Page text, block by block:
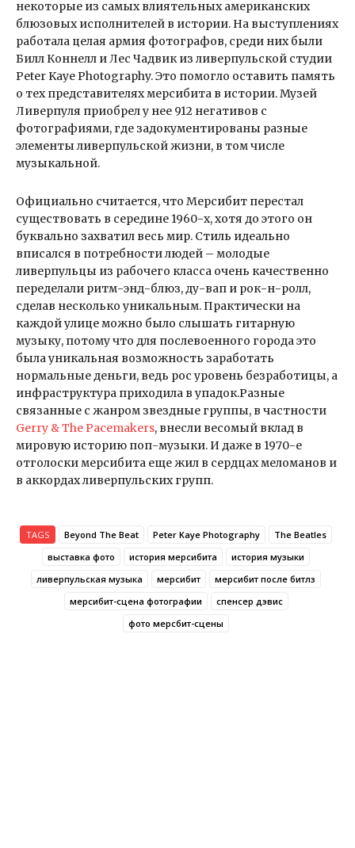
некоторые из самых влиятельных американских
блюзовых исполнителей в истории. На выступлениях
работала целая армия фотографов, среди них были
Билл Коннелл и Лес Чадвик из ливерпульской студии
Peter Kaye Photography. Это помогло оставить память
о тех представителях мерсибита в истории. Музей
Ливерпуля приобрел у нее 912 негативов с
фотографиями, где задокументированы разные
элементы ливерпульской жизни, в том числе
музыкальной.
Официально считается, что Мерсибит перестал
существовать в середине 1960-х, хотя до этого он
буквально захватил весь мир. Стиль идеально
вписался в потребности людей – молодые
ливерпульцы из рабочего класса очень качественно
переделали ритм-энд-блюз, ду-вап и рок-н-ролл,
сделав несколько уникальным. Практически на
каждой улице можно было слышать гитарную
музыку, потому что для послевоенного города это
была уникальная возможность заработать
нормальные деньги, ведь рос уровень безработицы, а
инфраструктура приходила в упадок.Разные
связанные с жанром звездные группы, в частности
Gerry & The Pacemakers, внесли весомый вклад в
мировую историю поп-музыки. И даже в 1970-е
отголоски мерсибита еще жил в сердцах меломанов и
в аккордах ливерпульских групп.
TAGS Beyond The Beat Peter Kaye Photography
The Beatles
выставка фото
история мерсибита
история музыки
ливерпульская музыка
мерсибит
мерсибит после битлз
мерсибит-сцена фотографии
спенсер дэвис
фото мерсбит-сцены